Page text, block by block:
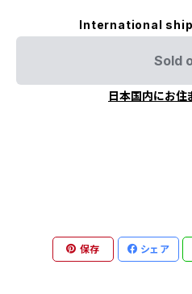
International
Sold
日本国内にお住
保存 シェア